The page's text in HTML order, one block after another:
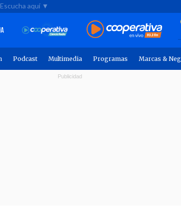
Escucha aquí ▼
Podcast Multimedia Programas Marcas &